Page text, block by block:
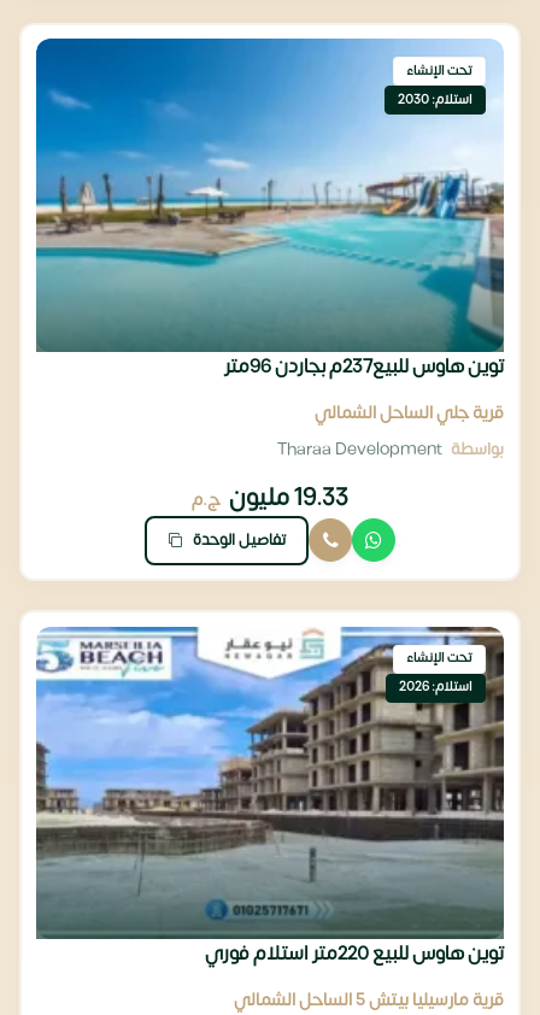
تحت الإنشاء
استلام: 2030
توين هاوس للبيع237م بجاردن 96متر
قرية جلي الساحل الشمالي
بواسطة
19.33 مليون ج.م
تفاصيل الوحدة
تحت الإنشاء
استلام: 2026
توين هاوس للبيع 220متر استلام فوري
قرية مارسيليا بيتش 5 الساحل الشمالي